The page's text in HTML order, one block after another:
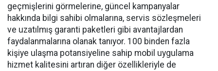
geçmişlerini görmelerine, güncel kampanyalar
hakkında bilgi sahibi olmalarına, servis sözleşmeleri
ve uzatılmış garanti paketleri gibi avantajlardan
faydalanmalarına olanak tanıyor. 100 binden fazla
kişiye ulaşma potansiyeline sahip mobil uygulama
hizmet kalitesini artıran diğer özellikleriyle de